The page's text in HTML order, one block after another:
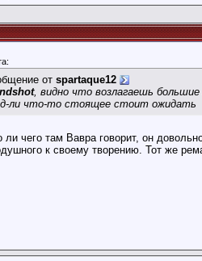
от spartaque12
, видно что возлагаешь
ли что-то стоящее стоит ожидать
чего там Вавра говорит, он
к своему творению. Тот же